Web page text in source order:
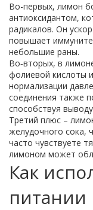
Во-первых, лимон
антиоксидантом,
радикалов. Он
повышает
небольшие раны.
Во‑вторых, в
фолиевой кислоты
нормализации
соединения также
способствуя
Третий плюс –
желудочного сока,
часто чувствуете
лимоном может
Как
питании